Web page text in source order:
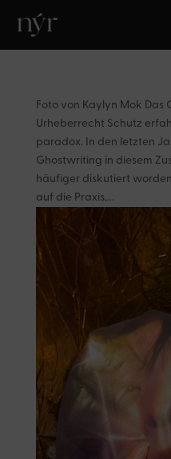
Foto von Kaylyn Mok Das
Urheberrecht Schutz
paradox. In den letzten
Ghostwriting in diesem
häufiger diskutiert
auf die Praxis,...